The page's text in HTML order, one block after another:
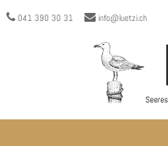
041 390 30 31 info@luetzi.ch